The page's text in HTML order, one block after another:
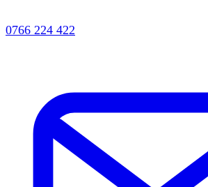
0766 224 422